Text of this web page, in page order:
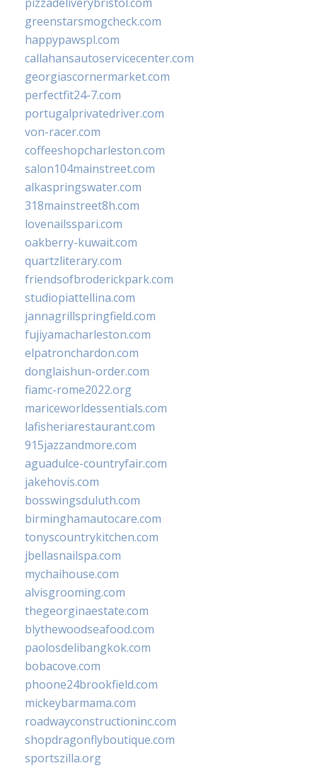
greenstarsmogcheck.com
happypawspl.com
callahansautoservicecenter.com
georgiascornermarket.com
perfectfit24-7.com
portugalprivatedriver.com
von-racer.com
coffeeshopcharleston.com
salon104mainstreet.com
alkaspringswater.com
318mainstreet8h.com
lovenailsspari.com
oakberry-kuwait.com
quartzliterary.com
friendsofbroderickpark.com
studiopiattellina.com
jannagrillspringfield.com
fujiyamacharleston.com
elpatronchardon.com
donglaishun-order.com
fiamc-rome2022.org
mariceworldessentials.com
lafisheriarestaurant.com
915jazzandmore.com
aguadulce-countryfair.com
jakehovis.com
bosswingsduluth.com
birminghamautocare.com
tonyscountrykitchen.com
jbellasnailspa.com
mychaihouse.com
alvisgrooming.com
thegeorginaestate.com
blythewoodseafood.com
paolosdelibangkok.com
bobacove.com
phoone24brookfield.com
mickeybarmama.com
roadwayconstructioninc.com
shopdragonflyboutique.com
sportszilla.org